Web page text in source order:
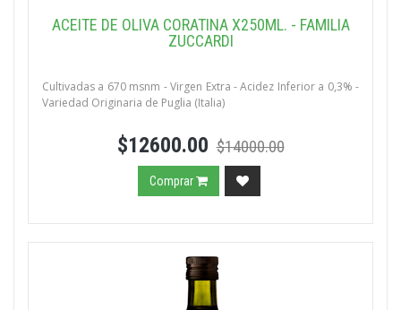
ACEITE DE OLIVA CORATINA X250ML. - FAMILIA
ZUCCARDI
Cultivadas a 670 msnm - Virgen Extra - Acidez Inferior a 0,3% -
Variedad Originaria de Puglia (Italia)
$12600.00 $14000.00
Comprar